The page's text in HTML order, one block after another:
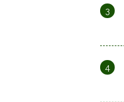
3
4